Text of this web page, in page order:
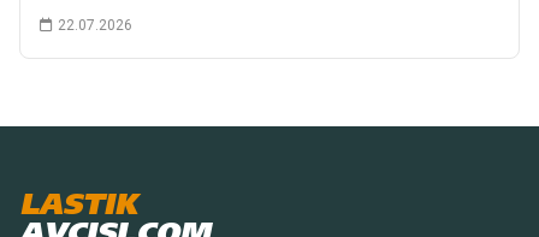
22.07.2026
LASTIK